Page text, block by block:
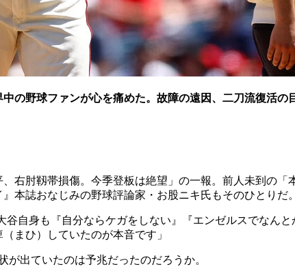
の野球ファンが心を痛めた。故障の遠因、二刀流復活
右肘靱帯損傷。今季登板は絶望」の一報。前人未到の
本誌おなじみの野球評論家・お股ニキ氏もそのひとりだ。
谷自身も『自分ならケガをしない』『エンゼルスでなん
まひ）していたのが本音です」
出ていたのは予兆だったのだろうか。